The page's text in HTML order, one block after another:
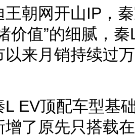
朝网开山IP，
价值”的细腻，
以来月销持续过
L EV顶配车型基
增了原先只搭载